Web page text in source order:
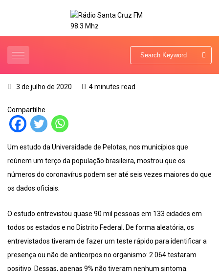
3 de julho de 2020 4 minutes read
Compartilhe
Um estudo da Universidade de Pelotas, nos municípios que
reúnem um terço da população brasileira, mostrou que os
números do coronavírus podem ser até seis vezes maiores do que
os dados oficiais.
O estudo entrevistou quase 90 mil pessoas em 133 cidades em
todos os estados e no Distrito Federal. De forma aleatória, os
entrevistados tiveram de fazer um teste rápido para identificar a
presença ou não de anticorpos no organismo: 2.064 testaram
positivo. Dessas, apenas 9% não tiveram nenhum sintoma.